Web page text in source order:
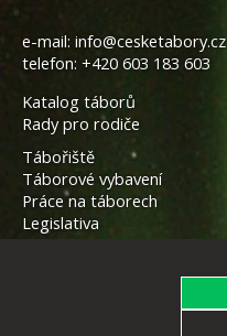
e-mail: info@cesketabory.cz
telefon: +420 603 183 603
Katalog táborů
Rady pro rodiče
Tábořiště
Táborové vybavení
Práce na táborech
Legislativa